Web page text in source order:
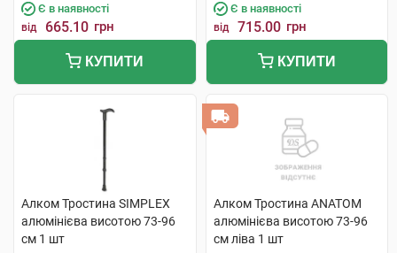
Є в наявності
від 665.10 грн
КУПИТИ
Є в наявності
від 715.00 грн
КУПИТИ
Алком Тростина SIMPLEX
алюмінієва висотою 73-96
см 1 шт
Алком Тростина ANATOM
алюмінієва висотою 73-96
см ліва 1 шт